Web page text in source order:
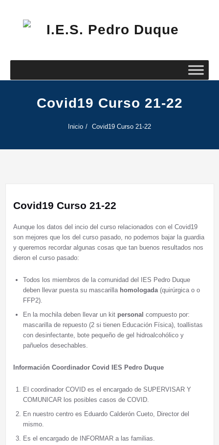
contenido
Covid19 Curso 21-22
Inicio Covid19 Curso 21-22
Covid19 Curso 21-22
Aunque los datos del incio del curso relacionados con el Covid19
son mejores que los del curso pasado, no podemos bajar la guardia
y queremos recordar algunas cosas que tan buenos resultados nos
dieron el curso pasado:
Todos los miembros de la comunidad del IES Pedro Duque
deben llevar puesta su mascarilla homologada(quirúrgica o o
FFP2).
En la mochila deben llevar un kit personal compuesto por:
mascarilla de repuesto (2 si tienen Educación Física), toallistas
con desinfectante, bote pequeño de gel hidroalcohólico y
pañuelos desechables.
Información Coordinador Covid IES Pedro Duque
El coordinador COVID es el encargado de SUPERVISAR Y
COMUNICAR los posibles casos de COVID.
En nuestro centro es Eduardo Calderón Cueto, Director del
mismo.
Es el encargado de INFORMAR a las familias.